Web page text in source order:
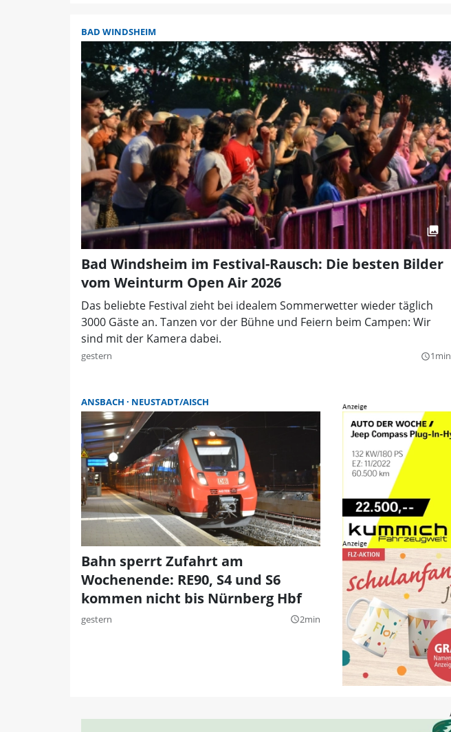
BAD WINDSHEIM
Bad Windsheim im Festival-Rausch: Die besten Bilder
vom Weinturm Open Air 2026
Das beliebte Festival zieht bei idealem Sommerwetter wieder täglich
3000 Gäste an. Tanzen vor der Bühne und Feiern beim Campen: Wir
sind mit der Kamera dabei.
gestern query_builder1min
ANSBACH NEUSTADT/AISCH
Bahn sperrt Zufahrt am
Wochenende: RE90, S4 und S6
kommen nicht bis Nürnberg Hbf
gestern query_builder2min